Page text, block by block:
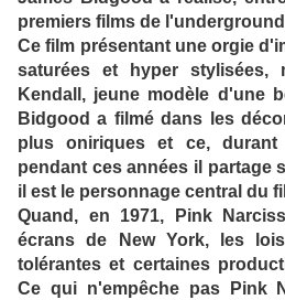
premiers films de
Ce film présentant une orgie
saturées et hyper stylisées,
Kendall, jeune modèle d'une
Bidgood a filmé dans les
plus oniriques et ce,
pendant ces années il partage
il est le personnage central du
Quand, en 1971, Pink
écrans de New York, les
tolérantes et certaines
Ce qui n'empêche pas Pink